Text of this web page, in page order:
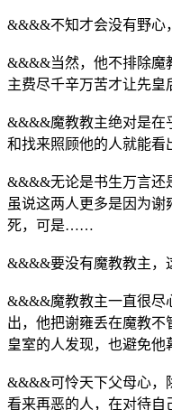
&&&&不知才会没有野心
&&&&当然，他不排除魔
主费尽千辛万苦才让先皇
&&&&魔教教主绝对是在
和找来照顾他的人就能看
&&&&无论是书生万言还
虽说这两人更多是因为
死，可是……
&&&&要没有魔教教主，
&&&&魔教教主一直很尽
出，他把谢雍丢在魔教
皇室的人发现，也避免他
&&&&可怜天下父母心，
看来再恶的人，在对待自